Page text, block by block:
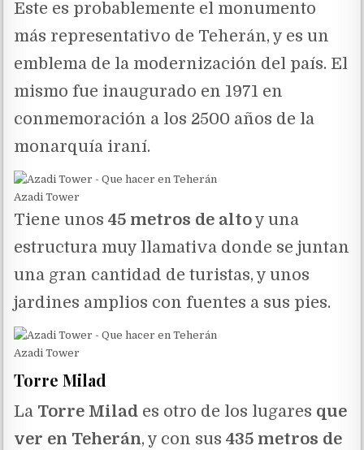
Este es probablemente el monumento
más representativo de Teherán, y es un
emblema de la modernización del país. El
mismo fue inaugurado en 1971 en
conmemoración a los 2500 años de la
monarquía iraní.
Azadi Tower
Tiene unos45 metros de altoy una
estructura muy llamativa donde se juntan
una gran cantidad de turistas, y unos
jardines amplios con fuentes a sus pies.
Azadi Tower
Torre Milad
La Torre Milad es otro de los lugares que
ver en Teherán, y con sus435 metros de